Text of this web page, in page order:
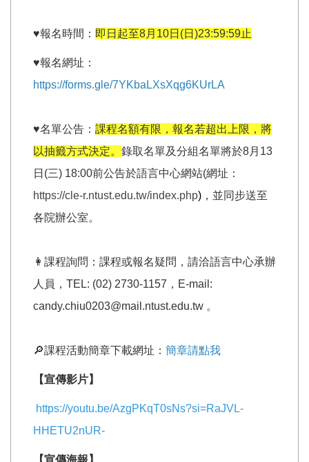
♥️報名時間： 即日起至8月10日(日)23:59:59止
♥️報名網址：
https://forms.gle/7YKbaLXsXqg6KUrLA
♥️名單公告： 課程名額有限，報名若超出上限，將
以抽籤方式決定。 錄取名單及分組名單將於8月13
日(三) 18:00前公告於語言中心網站(網址：
https://cle-r.ntust.edu.tw/index.php) ，並同步送至
各院辦公室。
👩課程詢問：課程或報名疑問，請洽語言中心承辦
人員，TEL: (02) 2730-1157，E-mail:
candy.chiu0203@mail.ntust.edu.tw 。
🔎課程活動簡章下載網址： 簡章請點我
【宣傳影片】
https://youtu.be/AzgPKqT0sNs?si=RaJVL-
HHETU2nUR-
【宣傳海報】